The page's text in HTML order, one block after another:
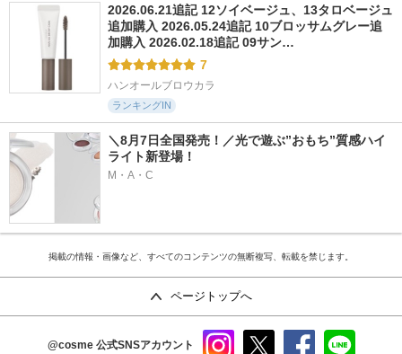
2026.06.21追記 12ソイベージュ、13タロベージュ
追加購入 2026.05.24追記 10ブロッサムグレー追
加購入 2026.02.18追記 09サン…
7
ハンオールブロウカラ
ランキングIN
＼8月7日全国発売！／光で遊ぶ”おもち”質感ハイ
ライト新登場！
M・A・C
掲載の情報・画像など、すべてのコンテンツの無断複写、転載を禁じます。
ページトップへ
@cosme 公式SNSアカウント